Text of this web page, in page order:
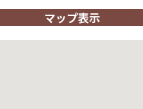
マップ表示